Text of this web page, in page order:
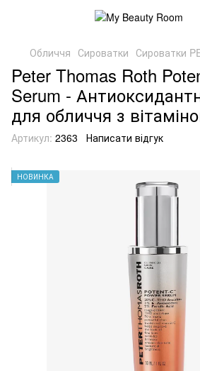
Обличчя Сироватки Сироватки
Peter Thomas Roth
Serum -
для обличчя з
Артикул: 2363 Написати відгук
НОВИНКА